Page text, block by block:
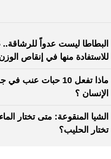
للاستفادة منها في إنقاص
ماذا تفعل 10 حبات عنب
الإنسان ؟
الشيا المنقوعة: متى تختار
تختار الحليب؟